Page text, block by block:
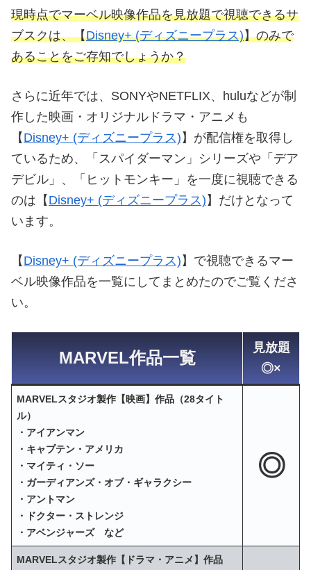
現時点でマーベル映像作品を見放題で視聴できるサ
ブスクは、【Disney+ (ディズニープラス)】のみで
あることをご存知でしょうか？
さらに近年では、SONYやNETFLIX、huluなどが制
作した映画・オリジナルドラマ・アニメも
【 Disney+ (ディズニープラス) 】が配信権を取得し
ているため、「スパイダーマン」シリーズや「デア
デビル」、「ヒットモンキー」を一度に視聴できる
のは【 Disney+ (ディズニープラス) 】だけとなって
います。
【 Disney+ (ディズニープラス) 】で視聴できるマー
ベル映像作品を一覧にしてまとめたのでご覧くださ
い。
MARVEL作品一覧
見放題
◎×
MARVELスタジオ製作【映画】作品（28タイト
ル）
・アイアンマン
・キャプテン・アメリカ
・マイティ・ソー
・ガーディアンズ・オブ・ギャラクシー
・アントマン
・ドクター・ストレンジ
・アベンジャーズ など
◎
MARVELスタジオ製作【ドラマ・アニメ】作品